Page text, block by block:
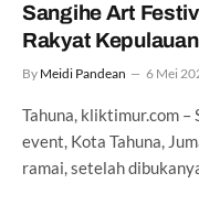
Sangihe Art
Rakyat
By Meidi Pandean 6 Mei
Tahuna, kliktimur.com
event, Kota Tahuna,
ramai, setelah